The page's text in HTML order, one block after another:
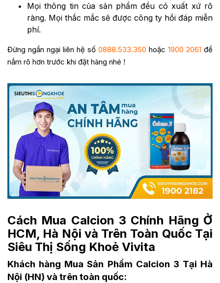
Mọi thông tin của sản phẩm đều có xuất xứ rõ
ràng. Mọi thắc mắc sẽ được công ty hồi đáp miễn
phí.
Đừng ngần ngại liên hệ số 0888.533.350 hoặc 1900 2061 để
nắm rõ hơn trước khi đặt hàng nhé !
Cách Mua Calcion 3 Chính Hãng Ở
HCM, Hà Nội và Trên Toàn Quốc Tại
Siêu Thị Sống Khoẻ Vivita
Khách hàng Mua Sản Phẩm Calcion 3 Tại Hà
Nội (HN) và trên toàn quốc: